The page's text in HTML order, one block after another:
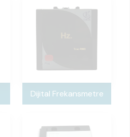
Dijital Frekansmetre